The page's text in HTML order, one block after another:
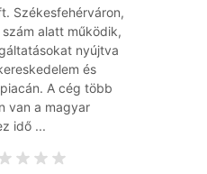
Székesfehérváron,
alatt működik,
nyújtva
és
A cég több
van a magyar
idő ...